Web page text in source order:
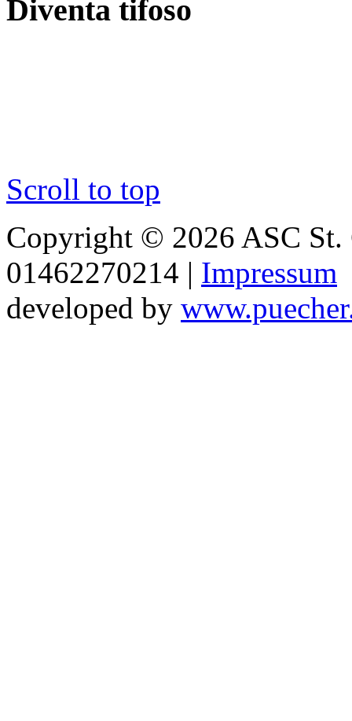
Diventa tifoso
Scroll to top
Copyright © 2026 ASC St.
01462270214 | Impressum
developed by